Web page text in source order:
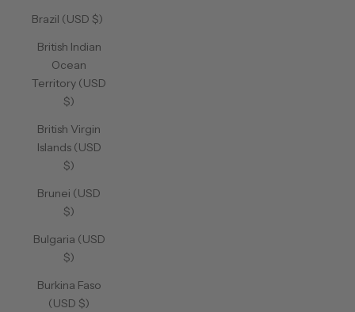
Brazil (USD $)
British Indian
Ocean
Territory (USD
$)
British Virgin
Islands (USD
$)
Brunei (USD
$)
Bulgaria (USD
$)
Burkina Faso
(USD $)